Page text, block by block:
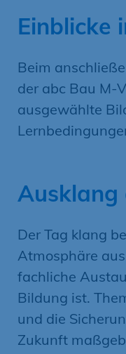
Einblicke
Beim
der abc Bau M-
ausgewählte
Ausklang
Der Tag klang
Atmosphäre
fachliche
Bildung ist.
und die
Zukunft